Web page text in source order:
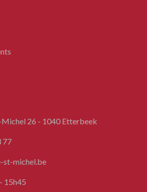
26 - 1040 Etterbeek
77
st-michel.be
15h45